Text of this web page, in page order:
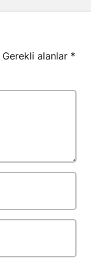
Gerekli alanlar *